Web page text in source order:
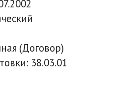
(Договор)
38.03.01